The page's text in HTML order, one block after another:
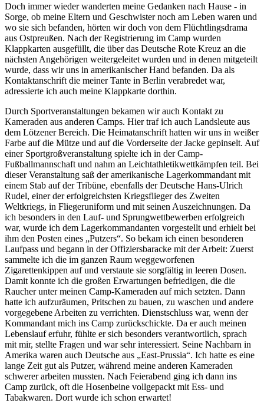
Doch immer wieder wanderten meine Gedanken nach Hause - in
Sorge, ob meine Eltern und Geschwister noch am Leben waren und
wo sie sich befanden, hörten wir doch von dem Flüchtlingsdrama
aus Ostpreußen. Nach der Registrierung im Camp wurden
Klappkarten ausgefüllt, die über das Deutsche Rote Kreuz an die
nächsten Angehörigen weitergeleitet wurden und in denen mitgeteilt
wurde, dass wir uns in amerikanischer Hand befanden. Da als
Kontaktanschrift die meiner Tante in Berlin verabredet war,
adressierte ich auch meine Klappkarte dorthin.
Durch Sportveranstaltungen bekamen wir auch Kontakt zu
Kameraden aus anderen Camps. Hier traf ich auch Landsleute aus
dem Lötzener Bereich. Die Heimatanschrift hatten wir uns in weißer
Farbe auf die Mütze und auf die Vorderseite der Jacke gepinselt. Auf
einer Sportgroßveranstaltung spielte ich in der Camp-
Fußballmannschaft und nahm an Leichtathletikwettkämpfen teil. Bei
dieser Veranstaltung saß der amerikanische Lagerkommandant mit
einem Stab auf der Tribüne, ebenfalls der Deutsche Hans-Ulrich
Rudel, einer der erfolgreichsten Kriegsflieger des Zweiten
Weltkriegs, in Fliegeruniform und mit seinen Auszeichnungen. Da
ich besonders in den Lauf- und Sprungwettbewerben erfolgreich
war, wurde ich dem Lagerkommandanten vorgestellt und erhielt bei
ihm den Posten eines
Putzers . So bekam ich einen besonderen
Laufpass und begann in der Offiziersbaracke mit der Arbeit: Zuerst
sammelte ich die im ganzen Raum weggeworfenen
Zigarettenkippen auf und verstaute sie sorgfältig in leeren Dosen.
Damit konnte ich die großen Erwartungen befriedigen, die die
Raucher unter meinen Camp-Kameraden auf mich setzten. Dann
hatte ich aufzuräumen, Pritschen zu bauen, zu waschen und andere
vorgegebene Arbeiten zu verrichten. Dienstschluss war, wenn der
Kommandant mich ins Camp zurückschickte. Da er auch meinen
Lebenslauf erfuhr, fühlte er sich besonders verantwortlich, sprach
mit mir, stellte Fragen und war sehr interessiert. Seine Nachbarn in
Amerika waren auch Deutsche aus
East-Prussia . Ich hatte es eine
lange Zeit gut als Putzer, während meine anderen Kameraden
schwerer arbeiten mussten. Nach Feierabend ging ich dann ins
Camp zurück, oft die Hosenbeine vollgepackt mit Ess- und
Tabakwaren. Dort wurde ich schon erwartet!